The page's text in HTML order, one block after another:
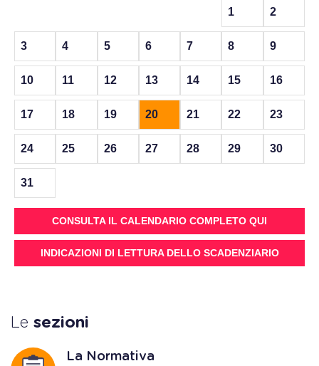
1 2
3 4 5 6 7 8 9
10 11 12 13 14 15 16
17 18 19 20 21 22 23
24 25 26 27 28 29 30
31
CONSULTA IL CALENDARIO COMPLETO QUI
INDICAZIONI DI LETTURA DELLO SCADENZIARIO
Le sezioni
La Normativa